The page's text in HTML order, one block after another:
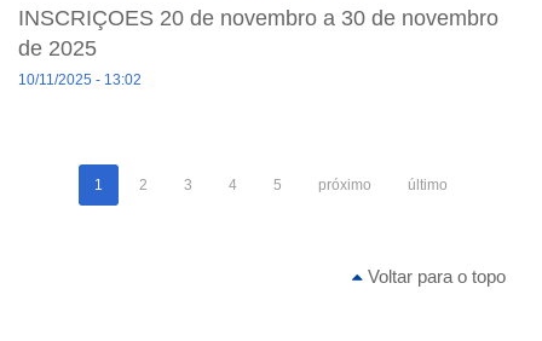
INSCRIÇOES 20 de novembro a 30 de novembro
de 2025
10/11/2025 - 13:02
1 2 3 4 5 próximo último
Voltar para o topo